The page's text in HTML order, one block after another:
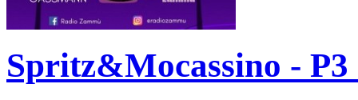
Spritz&Mocassino - P3